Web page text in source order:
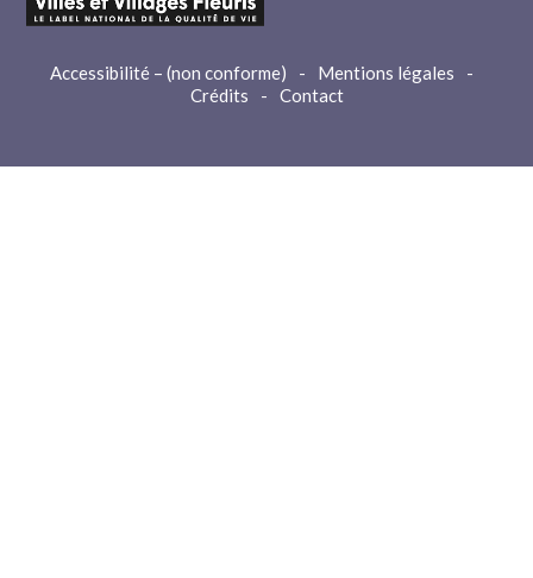
Accessibilité – (non conforme) - Mentions légales
-
Crédits
- Contact